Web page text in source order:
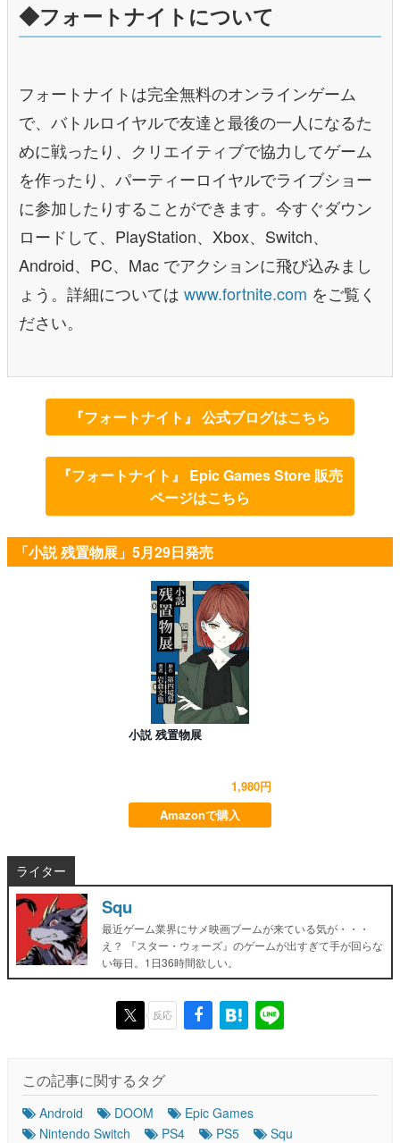
◆フォートナイトについて
フォートナイトは完全無料のオンラインゲーム
で、バトルロイヤルで友達と最後の⼀⼈になるた
めに戦ったり、クリエイティブで協⼒してゲーム
を作ったり、パーティーロイヤルでライブショー
に参加したりすることができます。今すぐダウン
ロードして、PlayStation、Xbox、Switch、
Android、PC、Mac でアクションに⾶び込みまし
ょう。詳細については www.fortnite.com をご覧く
ださい。
『フォートナイト』 公式ブログはこちら
『フォートナイト』 Epic Games Store 販売
ページはこちら
「小説 残置物展」5月29日発売
小説 残置物展
1,980円
Amazonで購入
ライター
Squ
最近ゲーム業界にサメ映画ブームが来ている気が・・・
え？ 『スター・ウォーズ』のゲームが出すぎて手が回らな
い毎日。1日36時間欲しい。
反応
この記事に関するタグ
Android DOOM
Epic Games
Nintendo Switch
PS4 PS5
Squ